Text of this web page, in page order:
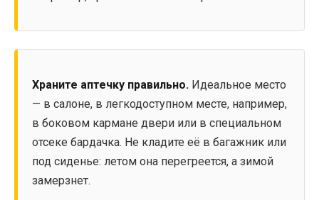
Храните аптечку правильно. Идеальное место
— в салоне, в легкодоступном месте, например,
в боковом кармане двери или в специальном
отсеке бардачка. Не кладите её в багажник или
под сиденье: летом она перегреется, а зимой
замерзнет.